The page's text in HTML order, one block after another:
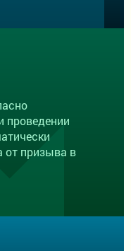
проведении
от призыва в